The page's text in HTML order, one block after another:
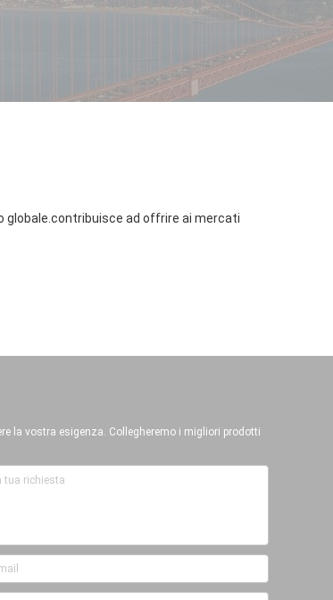
globale.contribuisce ad offrire ai mercati
la vostra esigenza. Collegheremo i migliori prodotti